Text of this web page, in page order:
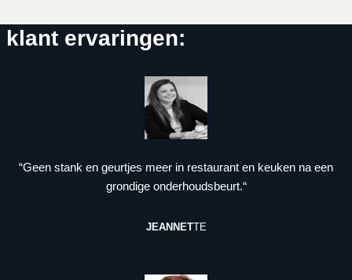
klant ervaringen:
“Geen stank en geurtjes meer in restaurant en keuken na een
grondige onderhoudsbeurt.“
JEANNETTE